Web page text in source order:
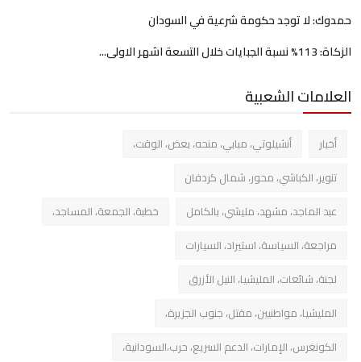
حمدوك: لا توجد حكومة شرعية في السودان
الزكاة: 113% نسبة الجبايات خلال التسعة اشهر الاولى...
العلامات الشعبية
أخبار
أنشيلوتي، مبابي، منحه، بعض، الوقت،
تنوير، الكباشي، محور، شمال كردفان
عبد الماجد، مشهد، مليشي، بالكامل
خطبة، الجمعة، المساجد،
مراجعة، السياسة، استيراد، السيارات
لجنة، شائعات، المليشيا، النيل الأزرق
المليشيا، مواطنيين، مقتل، جنوب الجزيرة،
الكونغرس، الإمارات، الدعم السريع، حرب،السودانية،